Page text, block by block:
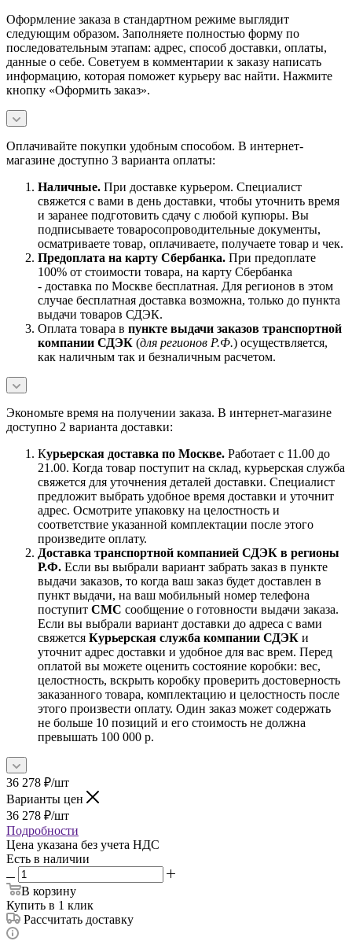
Оформление заказа в стандартном режиме выглядит
следующим образом. Заполняете полностью форму по
последовательным этапам: адрес, способ доставки, оплаты,
данные о себе. Советуем в комментарии к заказу написать
информацию, которая поможет курьеру вас найти. Нажмите
кнопку «Оформить заказ».
Оплачивайте покупки удобным способом. В интернет-
магазине доступно 3 варианта оплаты:
Наличные. При доставке курьером. Специалист
свяжется с вами в день доставки, чтобы уточнить время
и заранее подготовить сдачу с любой купюры. Вы
подписываете товаросопроводительные документы,
осматриваете товар, оплачиваете, получаете товар и чек.
Предоплата на карту Сбербанка. При предоплате
100% от стоимости товара, на карту Сбербанка
- доставка по Москве бесплатная. Для регионов в этом
случае бесплатная доставка возможна, только до пункта
выдачи товаров СДЭК.
Оплата товара в пункте выдачи заказов транспортной
компании СДЭК (для регионов Р.Ф.) осуществляется,
как наличным так и безналичным расчетом.
Экономьте время на получении заказа. В интернет-магазине
доступно 2 варианта доставки:
Курьерская доставка по Москве. Работает с 11.00 до
21.00. Когда товар поступит на склад, курьерская служба
свяжется для уточнения деталей доставки. Специалист
предложит выбрать удобное время доставки и уточнит
адрес. Осмотрите упаковку на целостность и
соответствие указанной комплектации после этого
произведите оплату.
Доставка транспортной компанией СДЭК в регионы
Р.Ф. Если вы выбрали вариант забрать заказ в пункте
выдачи заказов, то когда ваш заказ будет доставлен в
пункт выдачи, на ваш мобильный номер телефона
поступит СМС сообщение о готовности выдачи заказа.
Если вы выбрали вариант доставки до адреса с вами
свяжется Курьерская служба компании СДЭК и
уточнит адрес доставки и удобное для вас врем. Перед
оплатой вы можете оценить состояние коробки: вес,
целостность, вскрыть коробку проверить достоверность
заказанного товара, комплектацию и целостность после
этого произвести оплату. Один заказ может содержать
не больше 10 позиций и его стоимость не должна
превышать 100 000 р.
36 278 ₽/шт
Варианты цен
36 278 ₽/шт
Подробности
Цена указана без учета НДС
Есть в наличии
В корзину
Купить в 1 клик
Рассчитать доставку